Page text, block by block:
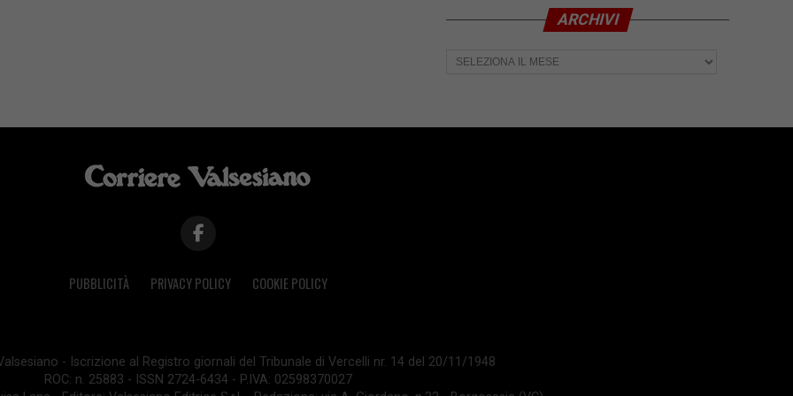
ARCHIVI
Archivi
PUBBLICITÀ PRIVACY POLICY COOKIE POLICY
- Iscrizione al Registro giornali del Tribunale di Vercelli nr. 14 del 20/11/1948
ROC: n. 25883 - ISSN 2724-6434 - P.IVA: 02598370027